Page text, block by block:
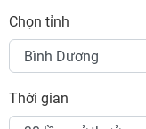
Chọn tỉnh
Thời gian